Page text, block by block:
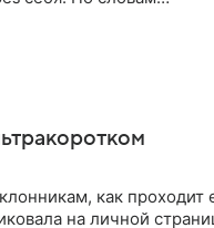
как проходит
на личной